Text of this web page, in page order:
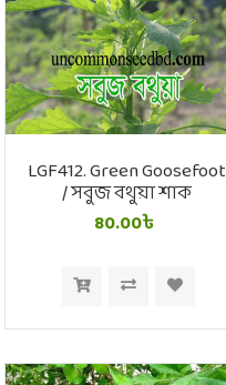
LGF412. Green Goosefoot
/ সবুজ বথুয়া শাক
80.00৳